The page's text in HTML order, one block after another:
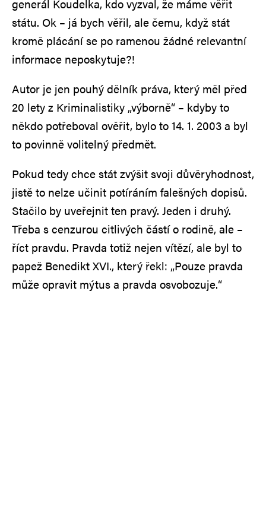
generál Koudelka, kdo vyzval, že máme věřit
státu. Ok – já bych věřil, ale čemu, když stát
kromě plácání se po ramenou žádné relevantní
informace neposkytuje?!
Autor je jen pouhý dělník práva, který měl před
20 lety z Kriminalistiky „výborně“ – kdyby to
někdo potřeboval ověřit, bylo to 14. 1. 2003 a byl
to povinně volitelný předmět.
Pokud tedy chce stát zvýšit svoji důvěryhodnost,
jistě to nelze učinit potíráním falešných dopisů.
Stačilo by uveřejnit ten pravý. Jeden i druhý.
Třeba s cenzurou citlivých částí o rodině, ale –
říct pravdu. Pravda totiž nejen vítězí, ale byl to
papež Benedikt XVI., který řekl: „Pouze pravda
může opravit mýtus a pravda osvobozuje.“